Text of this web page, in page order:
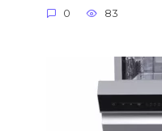
0 83